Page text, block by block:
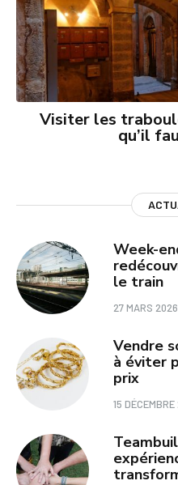
Visiter les
qu’il
Week-
le train
27 MARS 2026
Vendre
à éviter
prix
15